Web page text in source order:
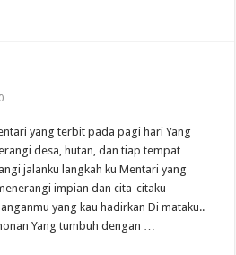
0
yang terbit pada pagi hari Yang
desa, hutan, dan tiap tempat
jalanku langkah ku Mentari yang
impian dan cita-citaku
yang kau hadirkan Di mataku..
Yang tumbuh dengan …